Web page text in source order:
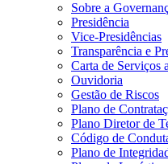
Sobre a
Presidência
Vice-Presidências
Transparência e
Carta de Serviços
Ouvidoria
Gestão de Riscos
Plano de
Plano Diretor de
Código de
Plano de